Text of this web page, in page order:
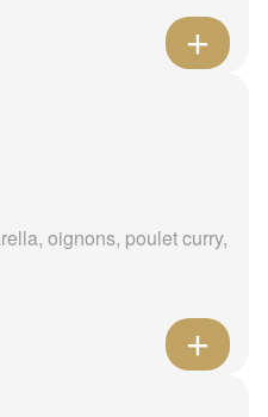
oignons, poulet curry,